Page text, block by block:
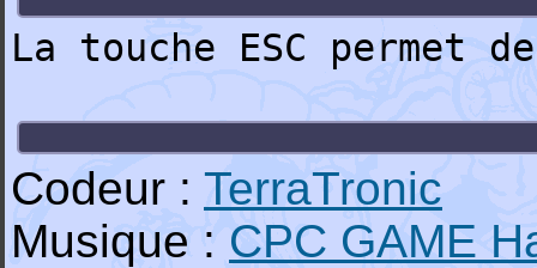
La touche ESC
Codeur : TerraTronic
Musique : CPC GAME